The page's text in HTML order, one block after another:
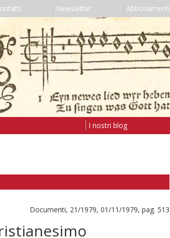
Newsletter Abbonamenti
I nostri blog
Documenti, 21/1979, 01/11/1979, pag. 513